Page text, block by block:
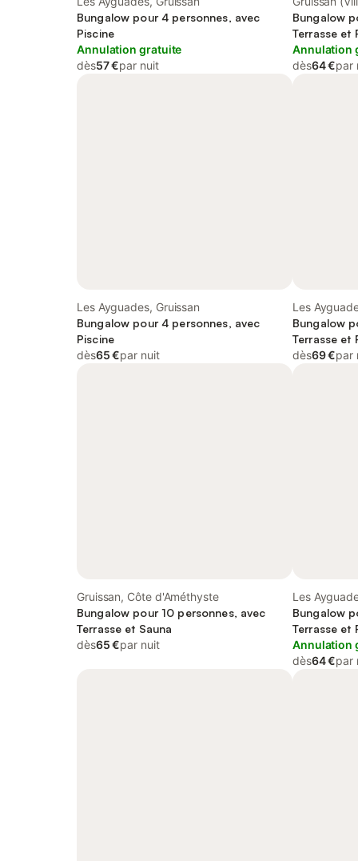
Bungalow pour 4 personnes, avec
Piscine
Annulation gratuite
dès57 €par nuit
Bungalow
Terrasse et
Annulation
dès64 €par
Les Ayguades, Gruissan
Bungalow pour 4 personnes, avec
Piscine
dès65 €par nuit
Les
Bungalow
Terrasse et
dès69 €par
Gruissan, Côte d'Améthyste
Bungalow pour 10 personnes, avec
Terrasse et Sauna
dès65 €par nuit
Les
Bungalow
Terrasse et
Annulation
dès64 €par